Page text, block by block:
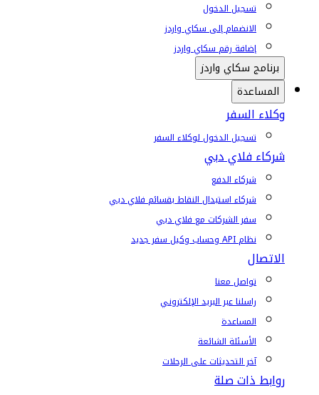
تسجيل الدخول
الانضمام إلى سكاي واردز
إضافة رقم سكاي واردز
برنامج سكاي واردز
المساعدة
وكلاء السفر
تسجيل الدخول لوكلاء السفر
شركاء فلاي دبي
شركاء الدفع
شركاء استبدال النقاط بقسائم فلاي دبي
سفر الشركات مع فلاي دبي
نظام API وحساب وكيل سفر جديد
الاتصال
تواصل معنا
راسلنا عبر البريد الإلكتروني
المساعدة
الأسئلة الشائعة
آخر التحديثات على الرحلات
روابط ذات صلة